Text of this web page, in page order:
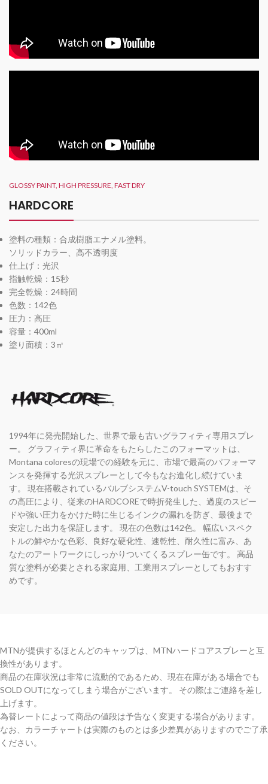
GLOSSY PAINT, HIGH PRESSURE, FAST DRY
HARDCORE
塗料の種類：合成樹脂エナメル塗料。
ソリッドカラー、高不透明度
仕上げ：光沢
指触乾燥：15秒
完全乾燥：24時間
色数：142色
圧力：高圧
容量：400ml
塗り面積：3㎡
1994年に発売開始した、世界で最も古いグラフィティ専用スプレ
ー。 グラフィティ界に革命をもたらしたこのフォーマットは、
Montana coloresの現場での経験を元に、市場で最高のパフォーマ
ンスを発揮する光沢スプレーとして今もなお進化し続けていま
す。 現在搭載されているバルブシステムV-touch SYSTEMは、そ
の高圧により、従来のHARDCOREで時折発生した、過度のスピー
ドや強い圧力をかけた時に生じるインクの漏れを防ぎ、最後まで
安定した出力を保証します。 現在の色数は142色。 幅広いスペク
トルの鮮やかな色彩、良好な硬化性、速乾性、耐久性に富み、あ
なたのアートワークにしっかりついてくるスプレー缶です。 高品
質な塗料が必要とされる家庭用、工業用スプレーとしてもおすす
めです。
MTNが提供するほとんどのキャップは、MTNハードコアスプレーと互
換性があります。
商品の在庫状況は非常に流動的であるため、現在在庫がある場合でも
SOLD OUTになってしまう場合がございます。 その際はご連絡を差し
上げます。
為替レートによって商品の値段は予告なく変更する場合があります。
なお、カラーチャートは実際のものとは多少差異がありますのでご了承
ください。